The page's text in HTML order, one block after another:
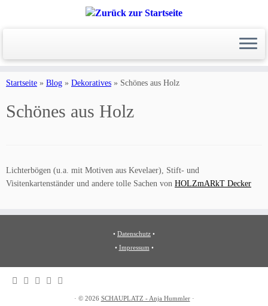
Inhalt
Startseite » Blog » Dekoratives » Schönes aus Holz
Schönes aus Holz
Lichterbögen (u.a. mit Motiven aus Kevelaer), Stift- und
Visitenkartenständer und andere tolle Sachen von HOLZmARkT Decker
• Datenschutz •
• Impressum •
· © 2026 SCHAUPLATZ - Anja Hummler·